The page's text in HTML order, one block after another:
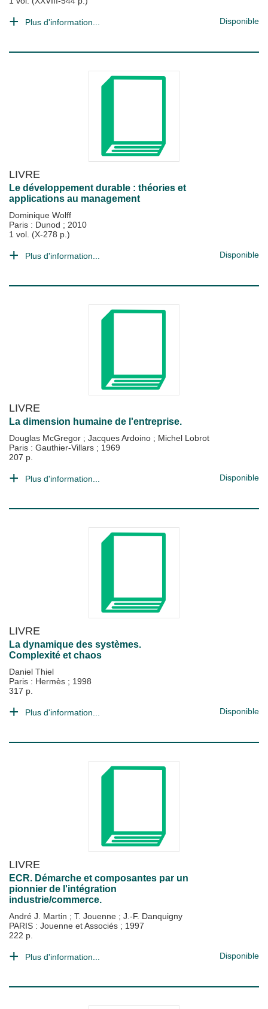
Plus d'information... Disponible
LIVRE
Le développement durable : théories et
applications au management
Dominique Wolff
Paris : Dunod ; 2010
1 vol. (X-278 p.)
Plus d'information... Disponible
LIVRE
La dimension humaine de l'entreprise.
Douglas McGregor ; Jacques Ardoino ; Michel Lobrot
Paris : Gauthier-Villars ; 1969
207 p.
Plus d'information... Disponible
LIVRE
La dynamique des systèmes.
Complexité et chaos
Daniel Thiel
Paris : Hermès ; 1998
317 p.
Plus d'information... Disponible
LIVRE
ECR. Démarche et composantes par un
pionnier de l'intégration
industrie/commerce.
André J. Martin ; T. Jouenne ; J.-F. Danquigny
PARIS : Jouenne et Associés ; 1997
222 p.
Plus d'information... Disponible